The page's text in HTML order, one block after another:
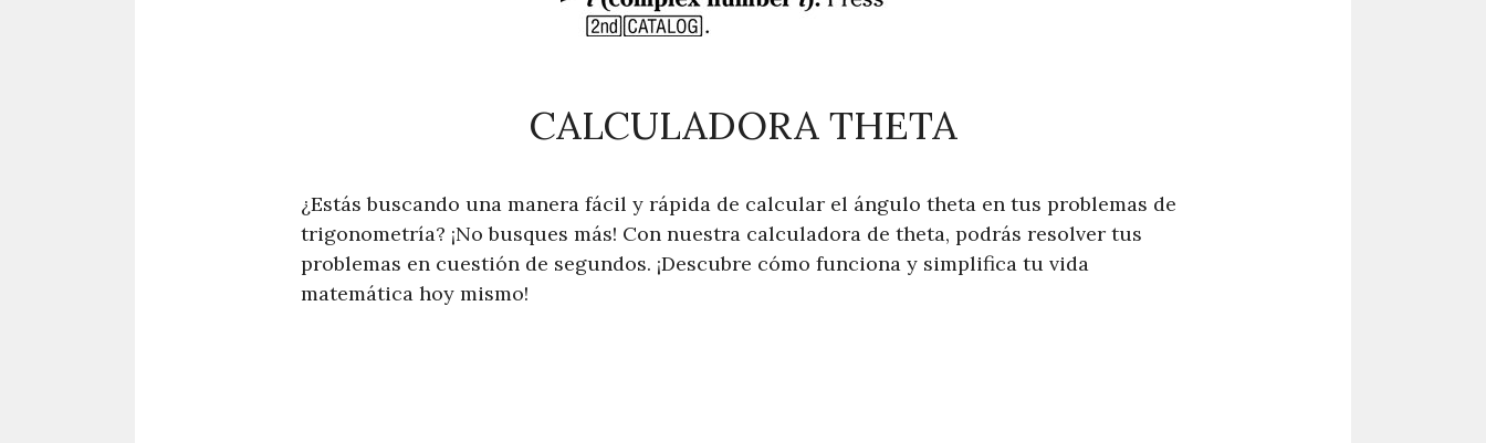
CALCULADORA THETA
¿Estás buscando una manera fácil y rápida de calcular el ángulo theta en tus problemas de
trigonometría? ¡No busques más! Con nuestra calculadora de theta, podrás resolver tus
problemas en cuestión de segundos. ¡Descubre cómo funciona y simplifica tu vida
matemática hoy mismo!